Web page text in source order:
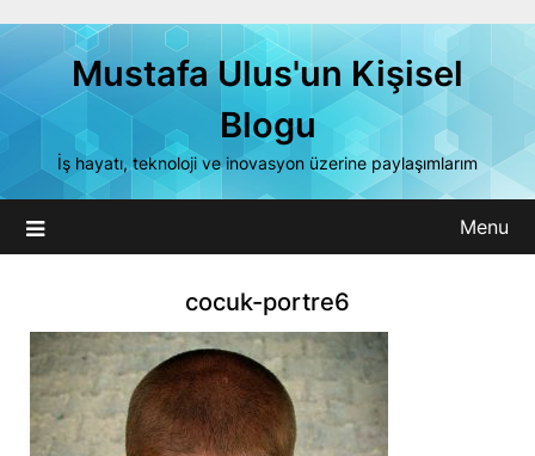
Mustafa Ulus'un Kişisel
Blogu
İş hayatı, teknoloji ve inovasyon üzerine paylaşımlarım
Menu
cocuk-portre6